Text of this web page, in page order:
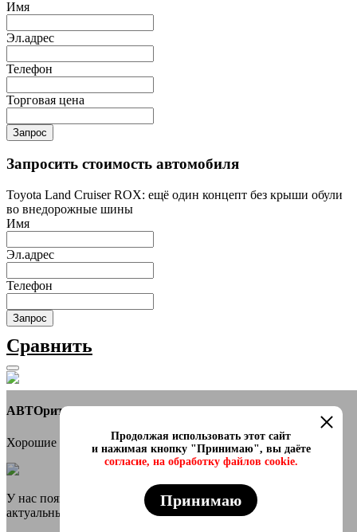
Имя
Эл.адрес
Телефон
Торговая цена
Запрос
Запросить стоимость автомобиля
Toyota Land Cruiser ROX: ещё один концепт без крыши обули
во внедорожные шины
Имя
Эл.адрес
Телефон
Запрос
Сравнить
АВТОритет Автосалон
Хорошие новости
У нас появился онлайн каталог в телеграмм Самые свежие и
актуальные авто переходи
Продолжая использовать этот сайт
и нажимая кнопку "Принимаю", вы даёте
согласие, на обработку файлов cookie.
Принимаю